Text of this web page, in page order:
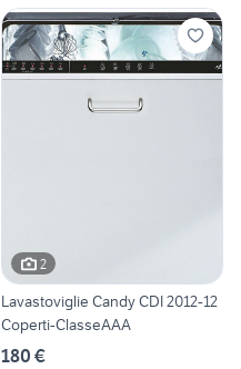
2
Lavastoviglie Candy CDI 2012-12
Coperti-ClasseAAA
180 €